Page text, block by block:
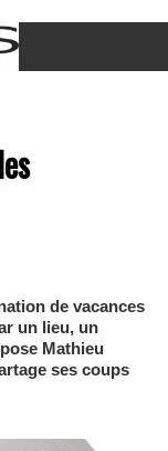
de vacances
un lieu, un
Mathieu
ses coups